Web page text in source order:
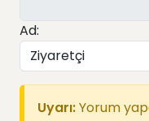
Ad:
Uyarı:Yorum